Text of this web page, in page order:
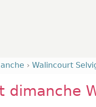
› Walincourt
dimanche